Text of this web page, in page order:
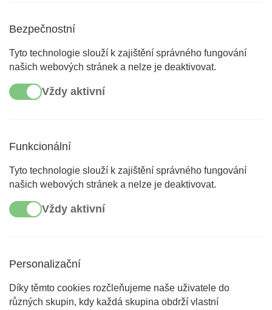
Bezpečnostní
Tyto technologie slouží k zajištění správného fungování
našich webových stránek a nelze je deaktivovat.
Vždy aktivní
Funkcionální
Tyto technologie slouží k zajištění správného fungování
našich webových stránek a nelze je deaktivovat.
Vždy aktivní
Personalizační
Díky těmto cookies rozčleňujeme naše uživatele do
různých skupin, kdy každá skupina obdrží vlastní